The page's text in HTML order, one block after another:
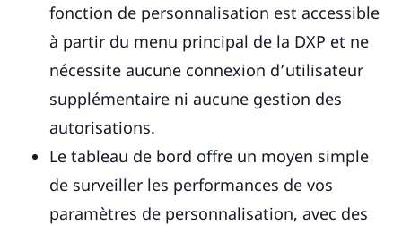
fonction de personnalisation est accessible
à partir du menu principal de la DXP et ne
nécessite aucune connexion d’utilisateur
supplémentaire ni aucune gestion des
autorisations.
Le tableau de bord offre un moyen simple
de surveiller les performances de vos
paramètres de personnalisation, avec des